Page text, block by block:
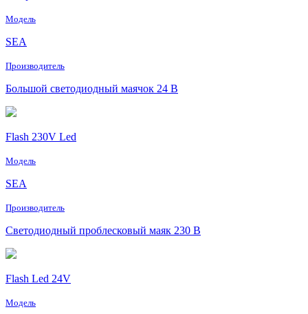
Модель
SEA
Производитель
Большой светодиодный маячок 24 В
Flash 230V Led
Модель
SEA
Производитель
Светодиодный проблесковый маяк 230 В
Flash Led 24V
Модель